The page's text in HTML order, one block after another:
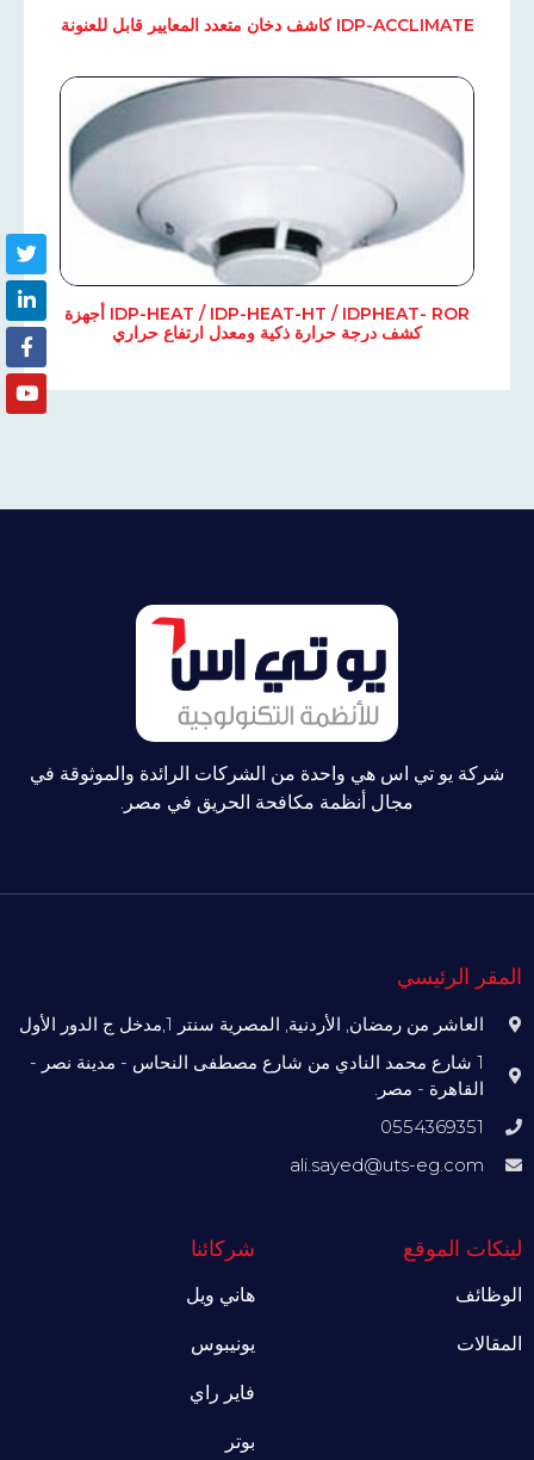
IDP-ACCLIMATE كاشف دخان متعدد المعايير قابل للعنونة
IDP-HEAT / IDP-HEAT-HT / IDPHEAT- ROR أجهزة
كشف درجة حرارة ذكية ومعدل ارتفاع حراري
شركة يو تي اس هي واحدة من الشركات الرائدة والموثوقة في
مجال أنظمة مكافحة الحريق في مصر.
المقر الرئيسي
العاشر من رمضان, الأردنية, المصرية سنتر 1,مدخل ج الدور الأول
1 شارع محمد النادي من شارع مصطفى النحاس - مدينة نصر -
القاهرة - مصر.
0554369351
ali.sayed@uts-eg.com
لينكات الموقع
الوظائف
المقالات
شركائنا
هاني ويل
يونيبوس
فاير راي
بوتر